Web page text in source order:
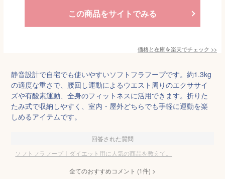
この商品をサイトでみる
価格と在庫を楽天でチェック >>
静音設計で自宅でも使いやすいソフトフラフープです。約1.3kg
の適度な重さで、腰回し運動によるウエスト周りのエクササイ
ズや有酸素運動、全身のフィットネスに活用できます。折りた
たみ式で収納しやすく、室内・屋外どちらでも手軽に運動を楽
しめるアイテムです。
回答された質問
ソフトフラフープ｜ダイエット用に人気の商品を教えて。
全てのおすすめコメント (1件) >